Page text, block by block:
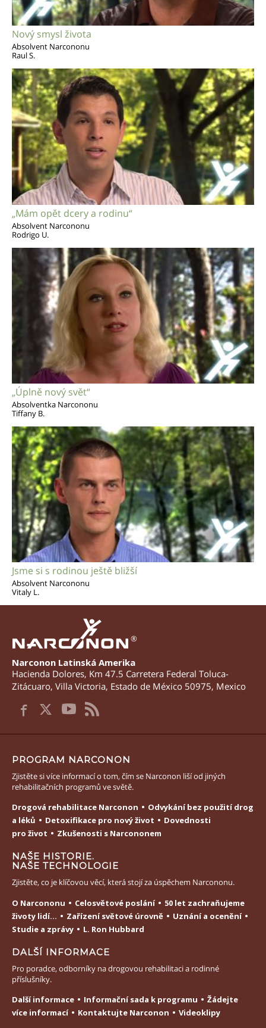
Nový smysl života
Absolvent Narcononu
Raul S.
„Mám opět dcery a rodinu“
Absolvent Narcononu
Rodrigo U.
„Úplně nový svět“
Absolventka Narcononu
Tiffany B.
Jsme si s rodinou ještě bližší
Absolvent Narcononu
Vitaly L.
®
Narconon Latinská Amerika
Hacienda Dolores, Km 47.5 Carretera Federal Toluca-
Zitácuaro, Villa Victoria, Estado de México 50975, Mexico
PROGRAM NARCONON
Zjistěte si více informací o tom, čím se Narconon liší od jiných
rehabilitačních programů ve světě.
Drogová rehabilitace Narconon
Odvykání bez použití drog
a léků
Detoxifikace pro nový život
Dovednosti
pro život
Zkušenosti s Narcononem
NAŠE HISTORIE.
NAŠE TECHNOLOGIE
Zjistěte, co je klíčovou věcí, která stojí za úspěchem Narcononu.
O Narcononu
Celosvětové poslání
50 let zachraňujeme
životy lidí...
Zařízení světové úrovně
Uznání a ocenění
Studie a zprávy
L. Ron Hubbard
DALŠÍ INFORMACE
Pro poradce, odborníky na drogovou rehabilitaci a rodinné
příslušníky.
Další informace
Informační sada k programu
Žádejte
více informací
Kontaktujte Narconon Videoklipy